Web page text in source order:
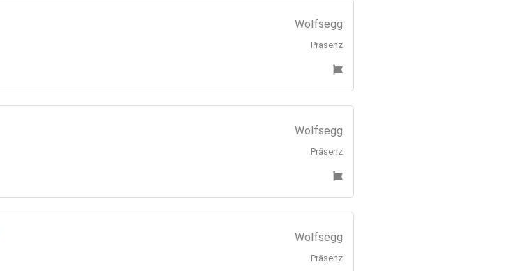
Wolfsegg
Präsenz
Wolfsegg
Präsenz
Wolfsegg
Präsenz